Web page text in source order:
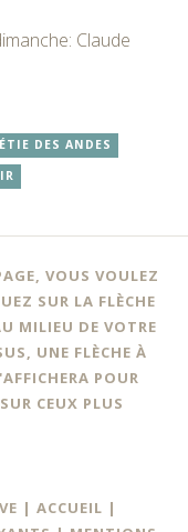
Claude
DES ANDES
VOUS VOULEZ
SUR LA FLÈCHE
MILIEU DE VOTRE
UNE FLÈCHE À
POUR
CEUX PLUS
| ACCUEIL |